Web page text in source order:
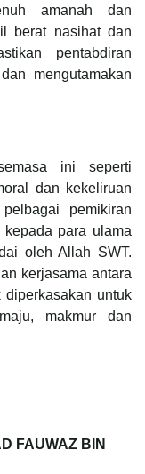
amanah dan
berat nasihat dan
pentabdiran
mengutamakan
ini seperti
dan kekeliruan
pemikiran
para ulama
oleh Allah SWT.
kerjasama antara
untuk
makmur dan
FAUWAZ BIN